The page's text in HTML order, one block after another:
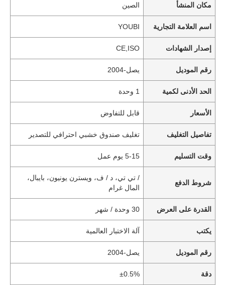
مكان المنشأ الصين
اسم العلامة التجارية YOUBI
إصدار الشهادات CE,ISO
رقم الموديل يصل-2004
الحد الأدنى لكمية 1 وحدة
الأسعار قابل للتفاوض
تفاصيل التغليف تغليف صندوق خشبي احترافي للتصدير
وقت التسليم 5-15 يوم عمل
شروط الدفع
/ تي تي، د / ف، ويسترن يونيون، بايبال،
المال غرام
القدرة على العرض 30 وحدة / شهر
يكتب آلة الاختبار العالمية
رقم الموديل يصل-2004
دقة ±0.5%